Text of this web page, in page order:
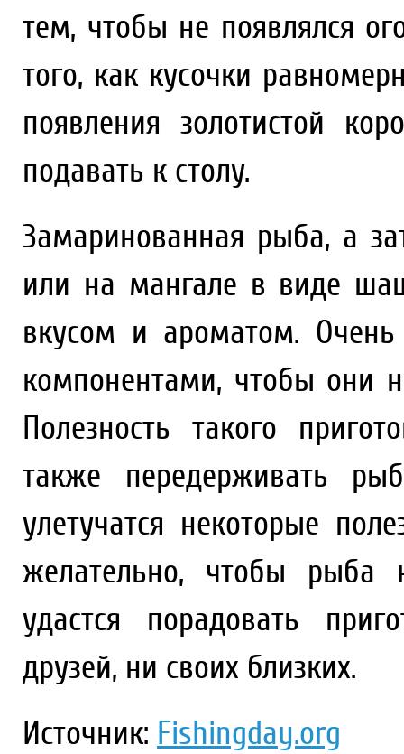
тем, чтобы не появлялся
того, как кусочки
появления золотистой
подавать к столу.
Замаринованная рыба, а
или на мангале в виде
вкусом и ароматом. Очень
компонентами, чтобы они
Полезность такого
также передерживать
улетучатся некоторые
желательно, чтобы
удастся порадовать
друзей, ни своих близких.
Источник: Fishingday.org